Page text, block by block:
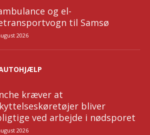
og el-
til Samsø
2026
kræver at
bliver
ved arbejde i nødsporet
2026